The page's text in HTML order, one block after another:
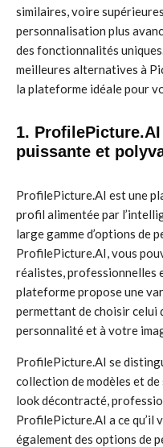
similaires, voire
personnalisation plus
des fonctionnalités
meilleures alternatives à
la plateforme idéale pour
1.
puissante et
ProfilePicture.AI est une
profil alimentée par
large gamme d’options de
ProfilePicture.AI, vous
réalistes, professionnelles
plateforme propose une
permettant de choisir celui
personnalité et à votre
ProfilePicture.AI se
collection de modèles et
look décontracté,
ProfilePicture.AI a ce qu’il
également des options de